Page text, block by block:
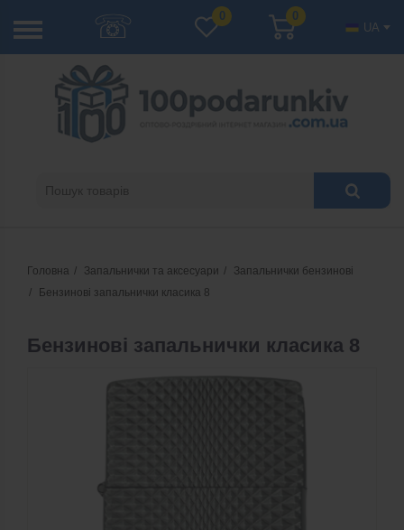
☏ 0
0
UA
Головна Запальнички та аксесуари
Запальнички бензинові
Бензинові запальнички класика 8
Бензинові запальнички класика 8